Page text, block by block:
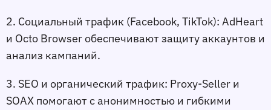
2. Социальный трафик (Facebook, TikTok): AdHeart
и Octo Browser обеспечивают защиту аккаунтов и
анализ кампаний.
3. SEO и органический трафик: Proxy-Seller и
SOAX помогают с анонимностью и гибкими